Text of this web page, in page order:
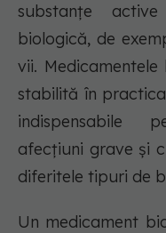
substanțe
biologică, de
vii.
stabilită în
indispensabile
afecțiuni grave și
diferitele tipuri de
Un medicament